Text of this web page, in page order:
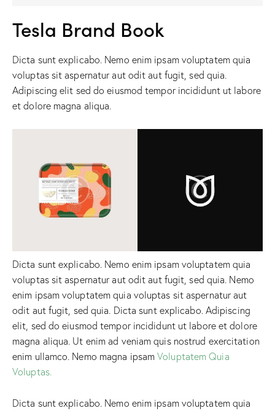
Tesla Brand Book
Dicta sunt explicabo. Nemo enim ipsam voluptatem quia
voluptas sit aspernatur aut odit aut fugit, sed quia.
Adipiscing elit sed do eiusmod tempor incididunt ut labore
et dolore magna aliqua.
Dicta sunt explicabo. Nemo enim ipsam voluptatem quia
voluptas sit aspernatur aut odit aut fugit, sed quia. Nemo
enim ipsam voluptatem quia voluptas sit aspernatur aut
odit aut fugit, sed quia. Dicta sunt explicabo. Adipiscing
elit, sed do eiusmod tempor incididunt ut labore et dolore
magna aliqua. Ut enim ad veniam quis nostrud exercitation
enim ullamco. Nemo magna ipsamVoluptatem Quia
Voluptas.
Dicta sunt explicabo. Nemo enim ipsam voluptatem quia